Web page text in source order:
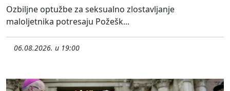
Ozbiljne optužbe za seksualno zlostavljanje
maloljetnika potresaju Požešk...
06.08.2026. u 19:00